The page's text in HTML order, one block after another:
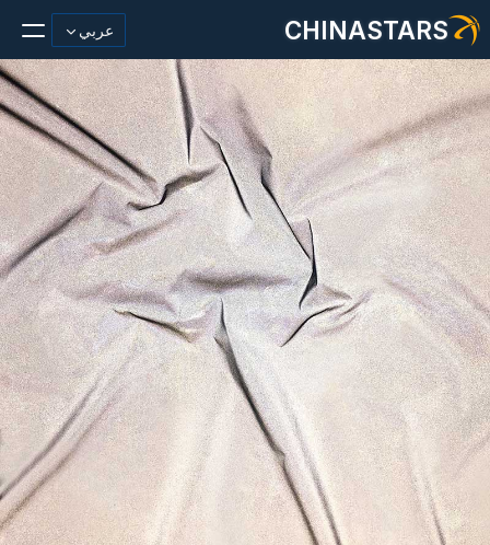
CHINASTARS عربي
مادة عاكسة/شريط
أزياء عاكسة النسيج
ملابس السلامة
يتوهج في المواد المظلمة
غسيل صناعي
حول تشاينا ستارز
منتج جديد
شهادة